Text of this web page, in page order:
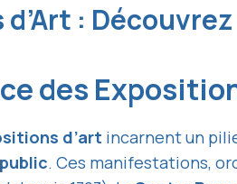
:
des
d’art incarnent un
public. Ces manifestations,